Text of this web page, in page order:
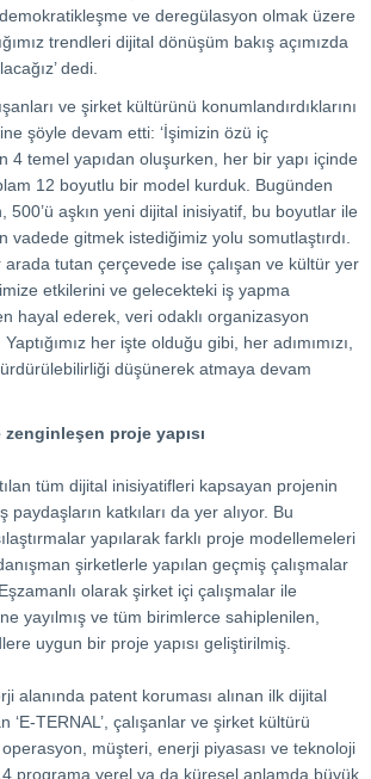
ve deregülasyon olmak üzere
trendleri dijital dönüşüm bakış açımızda
dedi.
ve şirket kültürünü konumlandırdıklarını
şöyle devam etti: ‘İşimizin özü iç
4 temel yapıdan oluşurken, her bir yapı içinde
12 boyutlu bir model kurduk. Bugünden
500’ü aşkın yeni dijital inisiyatif, bu boyutlar ile
vadede gitmek istediğimiz yolu somutlaştırdı.
arada tutan çerçevede ise çalışan ve kültür yer
etkilerini ve gelecekteki iş yapma
hayal ederek, veri odaklı organizasyon
her işte olduğu gibi, her adımımızı,
düşünerek atmaya devam
zenginleşen proje yapısı
tüm dijital inisiyatifleri kapsayan projenin
paydaşların katkıları da yer alıyor. Bu
yapılarak farklı proje modellemeleri
şirketlerle yapılan geçmiş çalışmalar
olarak şirket içi çalışmalar ile
yayılmış ve tüm birimlerce sahiplenilen,
uygun bir proje yapısı geliştirilmiş.
alanında patent koruması alınan ilk dijital
‘E-TERNAL’, çalışanlar ve şirket kültürü
müşteri, enerji piyasası ve teknoloji
programa yerel ya da küresel anlamda büyük